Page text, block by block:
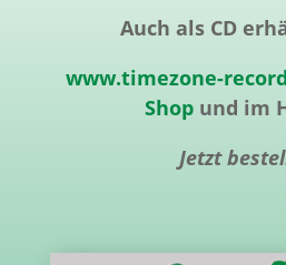
Auch als CD
www.timezone-
Shopund im
Jetzt